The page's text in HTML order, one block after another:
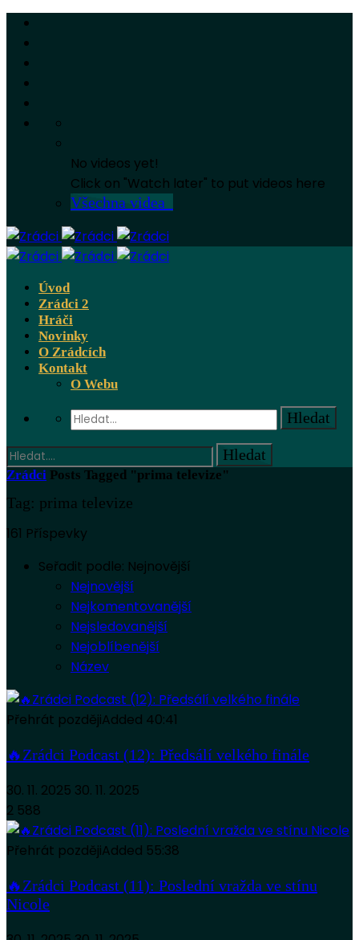
No videos yet!
Click on "Watch later" to put videos here
Všechna videa
Úvod
Zrádci 2
Hráči
Novinky
O Zrádcích
Kontakt
O Webu
Zrádci Posts Tagged "prima televize"
Tag: prima televize
161 Příspevky
Seřadit podle: Nejnovější
Nejnovější
Nejkomentovanější
Nejsledovanější
Nejoblíbenější
Název
Přehrát pozdějiAdded 40:41
🔥Zrádci Podcast (12): Předsálí velkého finále
30. 11. 2025 30. 11. 2025
2 588
Přehrát pozdějiAdded 55:38
🔥Zrádci Podcast (11): Poslední vražda ve stínu
Nicole